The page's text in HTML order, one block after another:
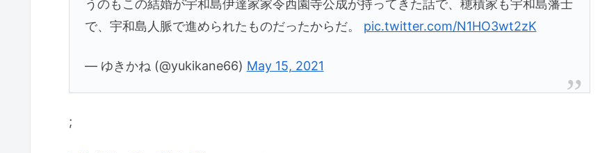
うのもこの結婚が宇和島伊達家家令西園寺公成が持ってきた話で、穂積家も宇和島藩士
で、宇和島人脈で進められたものだったからだ。 pic.twitter.com/N1HO3wt2zK
— ゆきかね (@yukikane66) May 15, 2021
;